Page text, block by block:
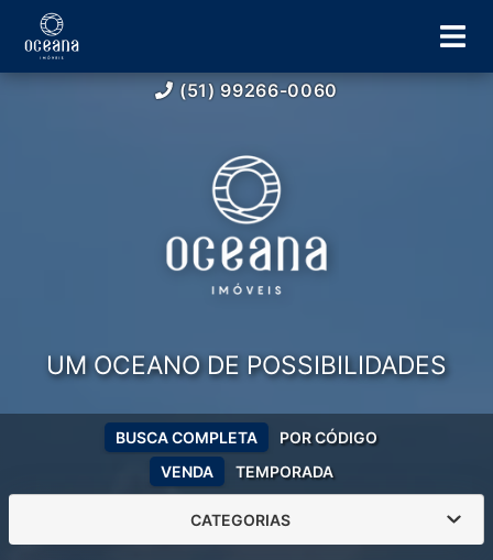
(51) 99266-0060
UM OCEANO DE POSSIBILIDADES
VENDA TEMPORADA
BUSCA COMPLETA POR CÓDIGO
CATEGORIAS